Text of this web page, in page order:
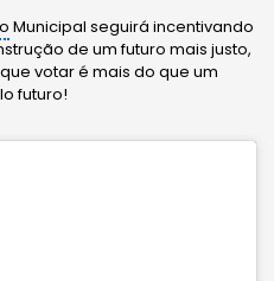
Municipal seguirá incentivando
de um futuro mais justo,
votar é mais do que um
futuro!